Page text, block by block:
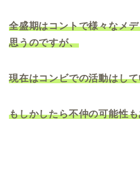
全盛期はコントで様々なメ
思うのですが、
現在はコンビでの活動はし
もしかしたら不仲の可能性